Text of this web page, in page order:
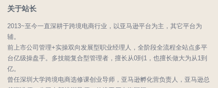
关于站长
2013~至今一直深耕于跨境电商行业，以亚马逊平台为主，其它平台为
辅。
前上市公司管理+实操双向发展型职业经理人，全阶段全流程全站点多平
台亿级操盘手。多技能复合型管理者，擅长从0到1，也擅长做大为从1到
亿。
曾任深圳大学跨境电商选修课创业导师，亚马逊孵化营负责人，亚马逊总